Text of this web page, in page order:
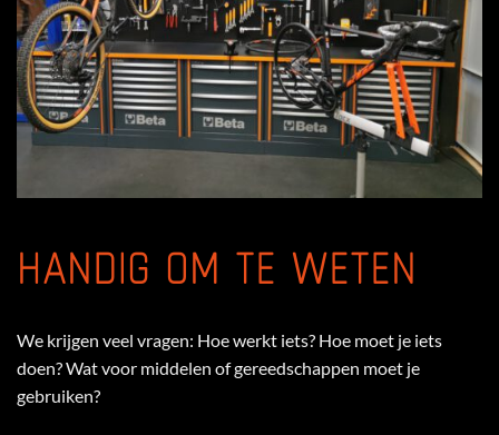
HANDIG OM TE WETEN
We krijgen veel vragen: Hoe werkt iets? Hoe moet je iets
doen? Wat voor middelen of gereedschappen moet je
gebruiken?